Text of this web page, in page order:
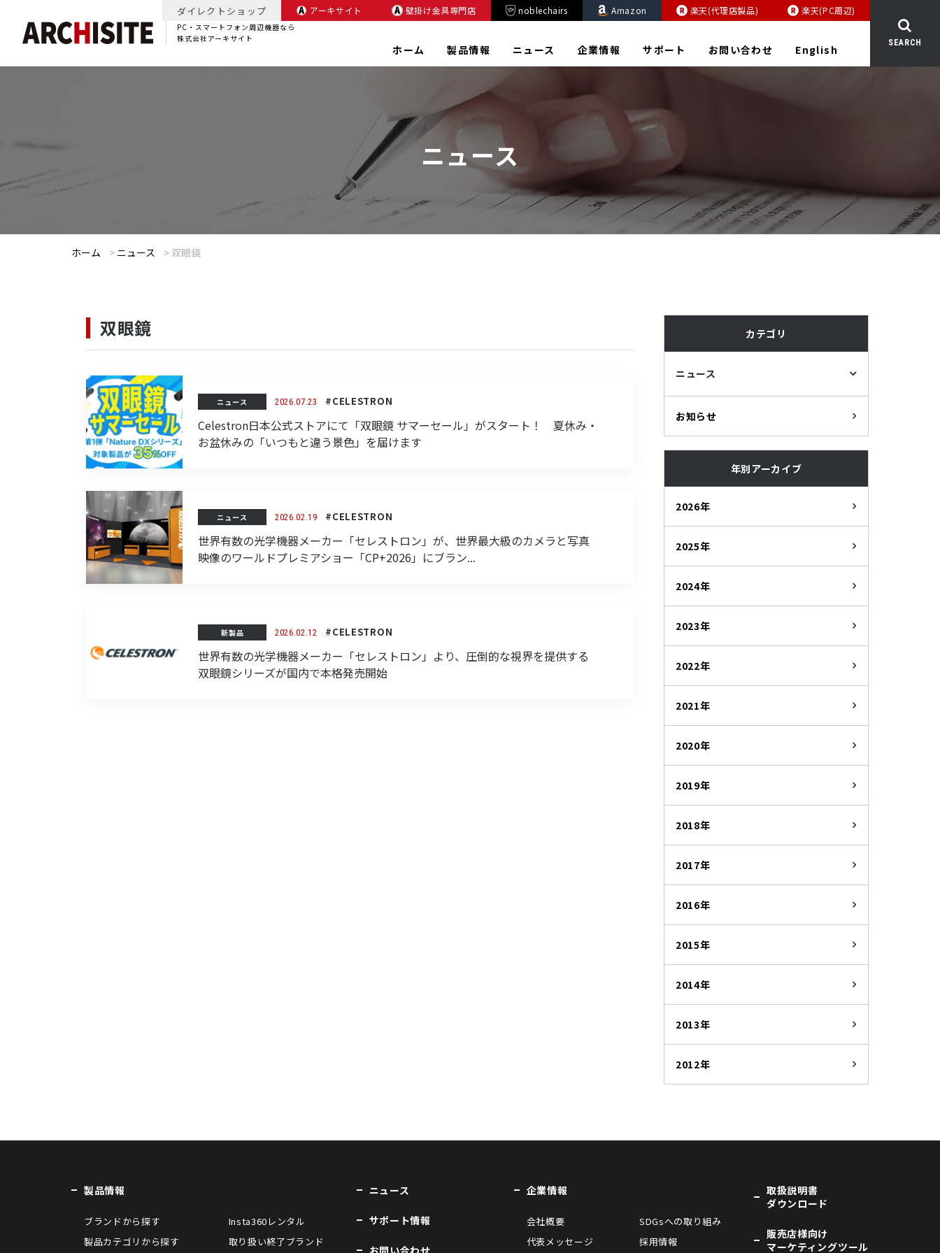
PC・スマートフォン周辺機器なら
株式会社アーキサイト
ダイレクトショップ アーキサイト 壁掛け金具専門店 noblechairs Amazon 楽天(代理店製品) 楽天(PC周辺)
ホーム 製品情報 ニュース 企業情報 サポート お問い合わせ English SEARCH
ニュース
ホーム > ニュース > 双眼鏡
双眼鏡
ニュース 2026.07.23 #CELESTRON
Celestron日本公式ストアにて「双眼鏡 サマーセール」がスタート！ 夏休み・
お盆休みの「いつもと違う景色」を届けます
ニュース 2026.02.19 #CELESTRON
世界有数の光学機器メーカー「セレストロン」が、世界最大級のカメラと写真
映像のワールドプレミアショー「CP+2026」にブラン...
新製品 2026.02.12 #CELESTRON
世界有数の光学機器メーカー「セレストロン」より、圧倒的な視界を提供する
双眼鏡シリーズが国内で本格発売開始
カテゴリ
ニュース
お知らせ
年別アーカイブ
2026年
2025年
2024年
2023年
2022年
2021年
2020年
2019年
2018年
2017年
2016年
2015年
2014年
2013年
2012年
製品情報
ブランドから探す
製品カテゴリから探す
Insta360レンタル
取り扱い終了ブランド
ニュース
サポート情報
お問い合わせ
企業情報
会社概要
代表メッセージ
SDGsへの取り組み
採用情報
取扱説明書
ダウンロード
販売店様向け
マーケティングツール